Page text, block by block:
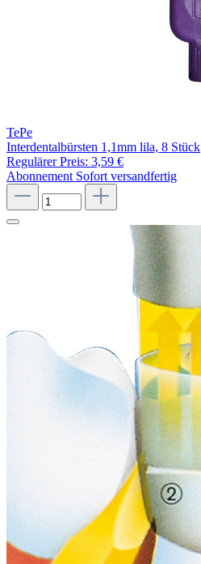
TePe
Interdentalbürsten 1,1mm lila, 8 Stück
Regulärer Preis: 3,59 €
Abonnement Sofort versandfertig